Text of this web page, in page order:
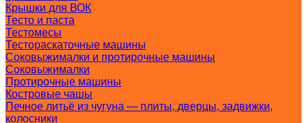
Крышки для ВОК
Тесто и паста
Тестомесы
Тестораскаточные машины
Соковыжималки и протирочные машины
Соковыжималки
Протирочные машины
Костровые чашы
Печное литьё из чугуна — плиты, дверцы, задвижки,
колосники